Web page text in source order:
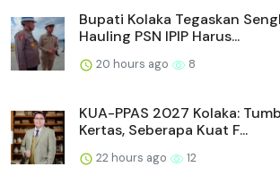
Bupati Kolaka Tegaskan
Hauling PSN IPIP Harus...
20 hours ago 8
KUA-PPAS 2027 Kolaka:
Kertas, Seberapa Kuat F...
22 hours ago 12